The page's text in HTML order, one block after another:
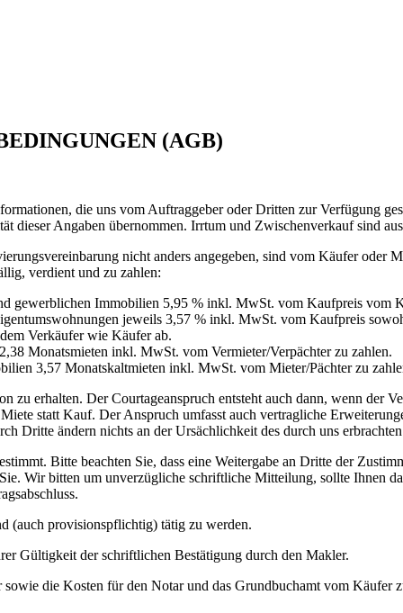
(AGB)
die uns vom Auftraggeber oder Dritten zur Verfügung
Angaben übernommen. Irrtum und Zwischenverkauf sind
nicht anders angegeben, sind vom Käufer oder
verdient und zu zahlen:
gewerblichen Immobilien 5,95 % inkl. MwSt. vom Kaufpreis vom
jeweils 3,57 % inkl. MwSt. vom Kaufpreis
Verkäufer wie Käufer ab.
Monatsmieten inkl. MwSt. vom Vermieter/Verpächter zu zahlen.
3,57 Monatskaltmieten inkl. MwSt. vom Mieter/Pächter zu
zu erhalten. Der Courtageanspruch entsteht auch dann, wenn der
statt Kauf. Der Anspruch umfasst auch vertragliche
Dritte ändern nichts an der Ursächlichkeit des durch uns
Bitte beachten Sie, dass eine Weitergabe an Dritte der
Wir bitten um unverzügliche schriftliche Mitteilung, sollte Ihnen
(auch provisionspflichtig) tätig zu werden.
Gültigkeit der schriftlichen Bestätigung durch den Makler.
die Kosten für den Notar und das Grundbuchamt vom Käufer